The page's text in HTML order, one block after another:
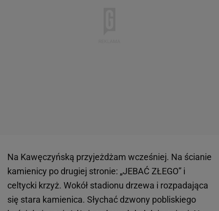
Na Kawęczyńską przyjeżdżam wcześniej. Na ścianie
kamienicy po drugiej stronie: „JEBAĆ ZŁEGO” i
celtycki krzyż. Wokół stadionu drzewa i rozpadająca
się stara kamienica. Słychać dzwony pobliskiego